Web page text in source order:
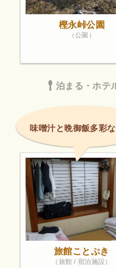
樫永峠公園
（公園）
泊まる・ホテ
味噌汁と晩御飯多彩な
旅館ことぶき
（旅館 / 宿泊施設）